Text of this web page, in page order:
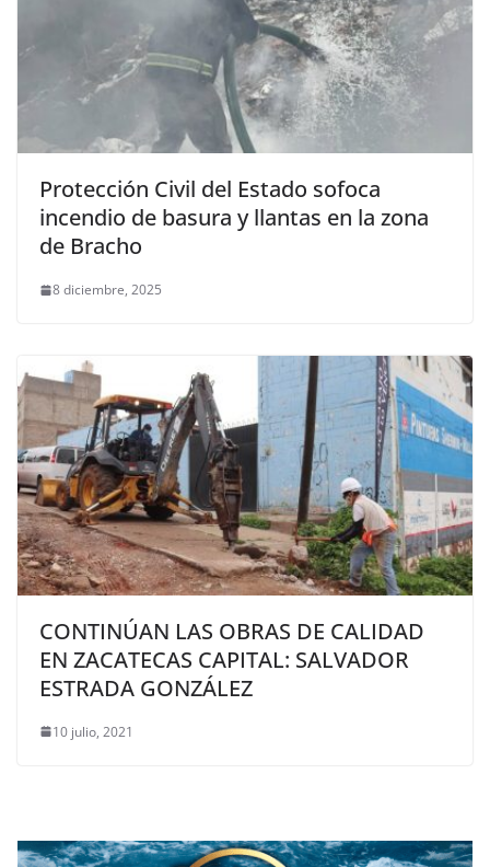
Protección Civil del Estado sofoca
incendio de basura y llantas en la zona
de Bracho
8 diciembre, 2025
CONTINÚAN LAS OBRAS DE CALIDAD
EN ZACATECAS CAPITAL: SALVADOR
ESTRADA GONZÁLEZ
10 julio, 2021